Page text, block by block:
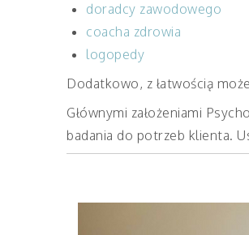
doradcy zawodowego
coacha zdrowia
logopedy
Dodatkowo, z łatwością
Głównymi założeniami
badania do potrzeb klienta.